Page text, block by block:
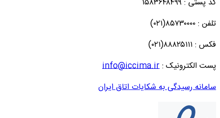
کد پستی : ۱۵۸۳۶۴۸۴۹۹
تلفن : ۸۵۷۳۰۰۰۰(۰۲۱)
فکس : ۸۸۸۲۵۱۱۱(۰۲۱)
پست الکترونیک :info@iccima.ir
سامانه رسیدگی به شکایات اتاق ایران